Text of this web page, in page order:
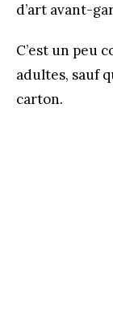
d’art avant-
C’est un peu
adultes, sauf
carton.